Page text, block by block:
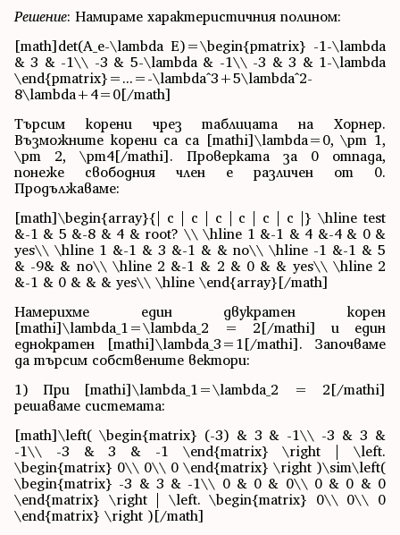
Решение: Намираме характеристичния полином:
[math]det(A_e-\lambda E)=\begin{pmatrix} -1-\lambda
& 3 & -1\\ -3 & 5-\lambda & -1\\ -3 & 3 & 1-\lambda
\end{pmatrix}=...=-\lambda^3+5\lambda^2-
8\lambda+4=0[/math]
Търсим корени чрез таблицата на Хорнер.
Възможните корени са са [mathi]\lambda=0, \pm 1,
\pm 2, \pm4[/mathi]. Проверката за 0 отпада,
понеже свободния член е различен от 0.
Продължаваме:
[math]\begin{array}{| c | c | c | c | c | c |} \hline test
&-1 & 5 &-8 & 4 & root? \\ \hline 1 &-1 & 4 &-4 & 0 &
yes\\ \hline 1 &-1 & 3 &-1 & & no\\ \hline -1 &-1 & 5
& -9& & no\\ \hline 2 &-1 & 2 & 0 & & yes\\ \hline 2
&-1 & 0 & & & yes\\ \hline \end{array}[/math]
Намерихме един двукратен корен
[mathi]\lambda_1=\lambda_2 = 2[/mathi] и един
еднократен [mathi]\lambda_3=1[/mathi]. Започваме
да търсим собствените вектори:
1) При [mathi]\lambda_1=\lambda_2 = 2[/mathi]
решаваме системата:
[math]\left( \begin{matrix} (-3) & 3 & -1\\ -3 & 3 &
-1\\ -3 & 3 & -1 \end{matrix} \right | \left.
\begin{matrix} 0\\ 0\\ 0 \end{matrix} \right )\sim\left(
\begin{matrix} -3 & 3 & -1\\ 0 & 0 & 0\\ 0 & 0 & 0
\end{matrix} \right | \left. \begin{matrix} 0\\ 0\\ 0
\end{matrix} \right )[/math]